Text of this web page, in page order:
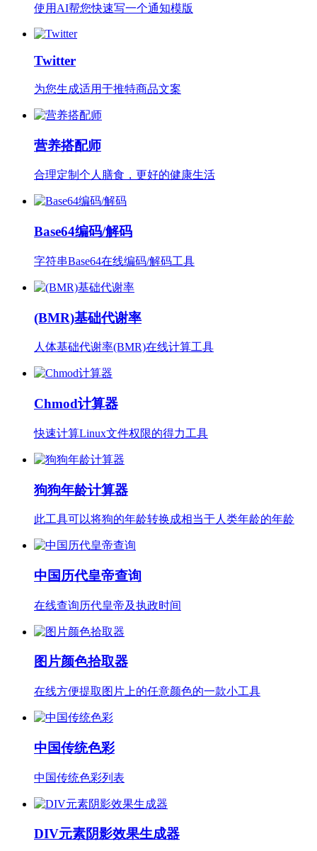
使用AI帮您快速写一个通知模版
Twitter
为您生成适用于推特商品文案
营养搭配师
合理定制个人膳食，更好的健康生活
Base64编码/解码
字符串Base64在线编码/解码工具
(BMR)基础代谢率
人体基础代谢率(BMR)在线计算工具
Chmod计算器
快速计算Linux文件权限的得力工具
狗狗年龄计算器
此工具可以将狗的年龄转换成相当于人类年龄的年龄
中国历代皇帝查询
在线查询历代皇帝及执政时间
图片颜色拾取器
在线方便提取图片上的任意颜色的一款小工具
中国传统色彩
中国传统色彩列表
DIV元素阴影效果生成器